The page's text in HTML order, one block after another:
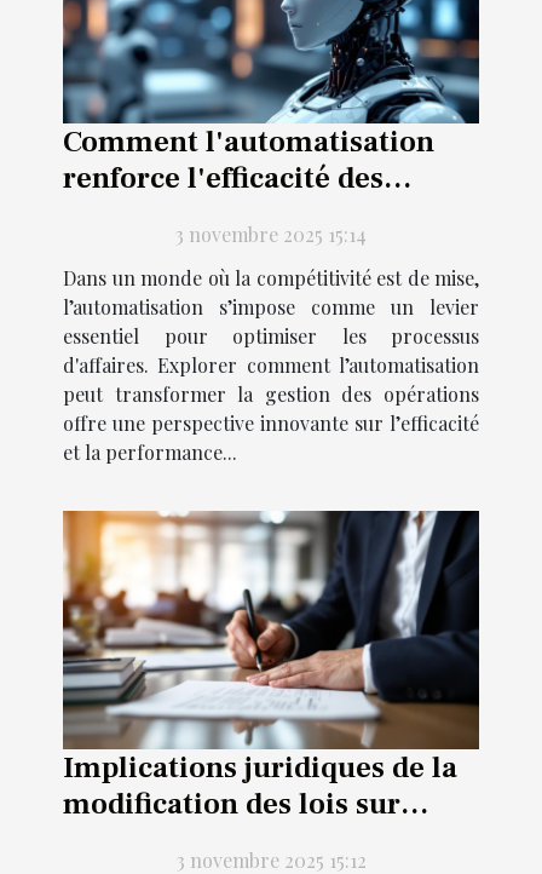
Comment l'automatisation
renforce l'efficacité des
3 novembre 2025 15:14
Dans un monde où la compétitivité est de mise,
l’automatisation s’impose comme un levier
essentiel pour optimiser les processus
d'affaires. Explorer comment l’automatisation
peut transformer la gestion des opérations
offre une perspective innovante sur l’efficacité
et la performance...
Implications juridiques de la
modification des lois sur
3 novembre 2025 15:12